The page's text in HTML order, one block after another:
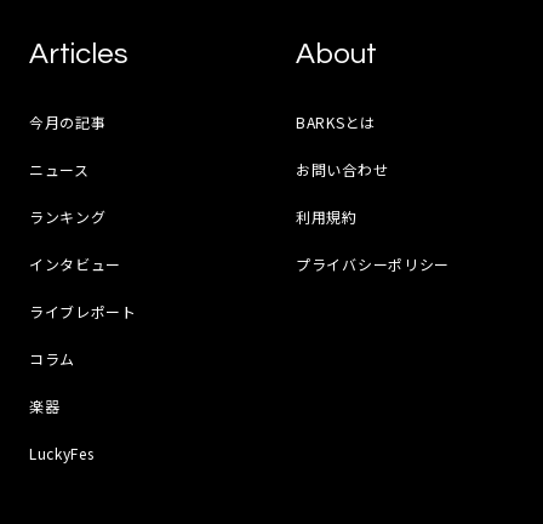
Articles
今月の記事
ニュース
ランキング
インタビュー
ライブレポート
コラム
楽器
LuckyFes
About
BARKSとは
お問い合わせ
利用規約
プライバシーポリシー